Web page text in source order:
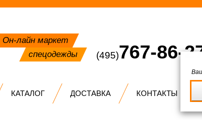
Он-лайн маркет
спецодежды
(495)767-86-
КАТАЛОГ ДОСТАВКА КОНТАКТЫ